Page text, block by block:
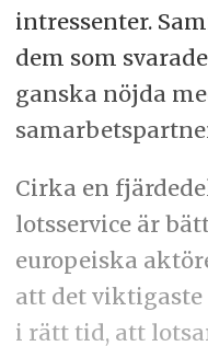
intressenter.
dem som
ganska nöjda
Cirka en
lotsservice är
europeiska
att det viktigaste
i rätt tid, att